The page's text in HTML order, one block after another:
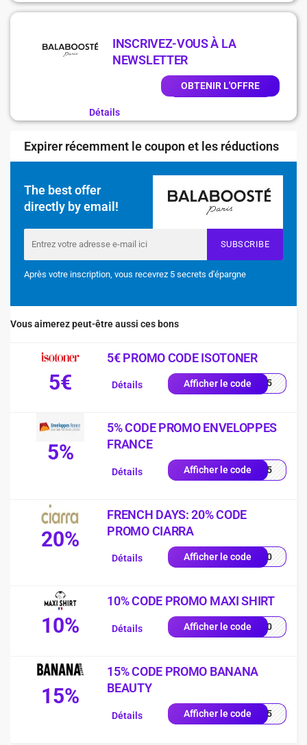
INSCRIVEZ-VOUS À LA
NEWSLETTER
OBTENIR L'OFFRE
Détails
Expirer récemment le coupon et les réductions
The best offer
directly by email!
SUBSCRIBE
Après votre inscription, vous recevrez 5 secrets d'épargne
Vous aimerez peut-être aussi ces bons
5€
5€ PROMO CODE ISOTONER
Afficher le code2605
Détails
5%
5% CODE PROMO ENVELOPPES
FRANCE
Afficher le codeRST5
Détails
20%
FRENCH DAYS: 20% CODE
PROMO CIARRA
Afficher le codeFD20
Détails
10%
10% CODE PROMO MAXI SHIRT
Afficher le codeME10
Détails
15%
15% CODE PROMO BANANA
BEAUTY
Afficher le codeNA15
Détails